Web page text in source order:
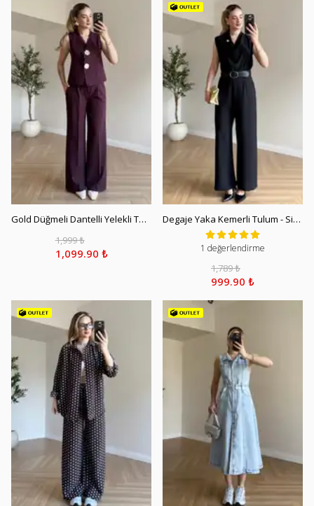
Gold Düğmeli Dantelli Yelekli Takım - Mürdüm
1,999 ₺
1,099.90 ₺
Degaje Yaka Kemerli Tulum - Siyah
1 değerlendirme
1,789 ₺
999.90 ₺